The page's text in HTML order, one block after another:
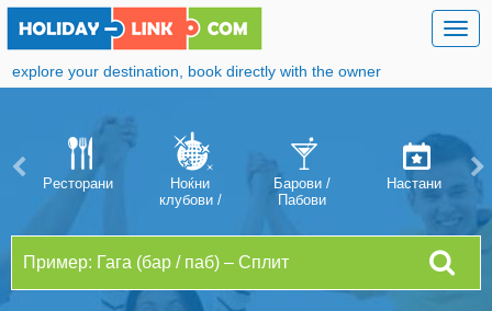
explore your destination, book directly with the owner
Pесторани
Ноќни
клубови /
Барови /
Пабови
Hастани